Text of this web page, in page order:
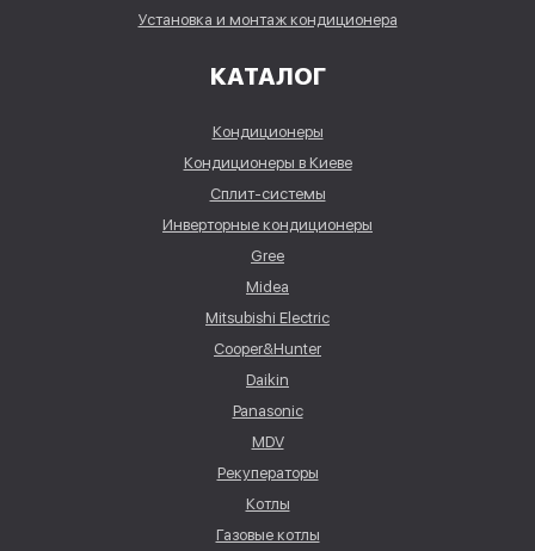
Установка и монтаж кондиционера
КАТАЛОГ
Кондиционеры
Кондиционеры в Киеве
Сплит-системы
Инверторные кондиционеры
Gree
Midea
Mitsubishi Electric
Cooper&Hunter
Daikin
Panasonic
MDV
Рекуператоры
Котлы
Газовые котлы